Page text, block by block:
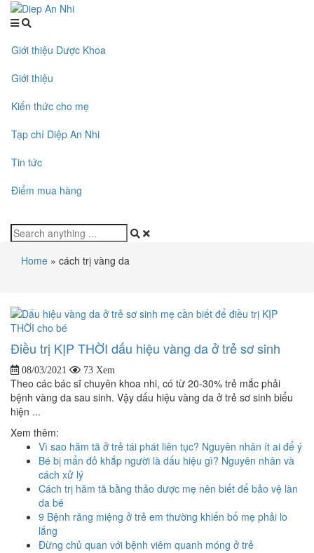
Giới thiệu Dược Khoa
Giới thiệu
Kiến thức cho mẹ
Tạp chí Diệp An Nhi
Tin tức
Điểm mua hàng
Home » cách trị vàng da
Điều trị KỊP THỜI dấu hiệu vàng da ở trẻ sơ sinh
08/03/2021 73 Xem
Theo các bác sĩ chuyên khoa nhi, có từ 20-30% trẻ mắc phải
bệnh vàng da sau sinh. Vậy dấu hiệu vàng da ở trẻ sơ sinh biểu
hiện ...
Xem thêm:
Vì sao hăm tã ở trẻ tái phát liên tục? Nguyên nhân ít ai để ý
Bé bị mẩn đỏ khắp người là dấu hiệu gì? Nguyên nhân và
cách xử lý
Cách trị hăm tã bằng thảo dược mẹ nên biết để bảo vệ làn
da bé
9 Bệnh răng miệng ở trẻ em thường khiến bố mẹ phải lo
lắng
Đừng chủ quan với bệnh viêm quanh móng ở trẻ